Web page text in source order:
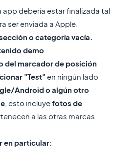
app debería estar finalizada tal
ser enviada a Apple.
o categoría vacía.
demo
del marcador de posición
"Test" en ningún lado
Android o algún otro
, esto incluyefotos de
a las otras marcas.
en particular: